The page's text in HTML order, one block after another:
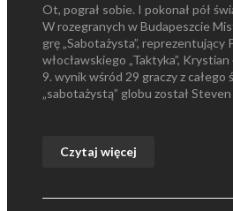
Ot, pograł sobie. I pokonał pół
W rozegranych w Budapeszcie
grę „Sabotażysta”, reprezentujący
włocławskiego „Taktyka”,
9. wynik wśród 29 graczy z całego
„sabotażystą” globu został
Czytaj więcej